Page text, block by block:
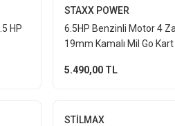
HP
STAXX POWER
6.5HP Benzinli Motor 4
19mm Kamalı Mil Go
5.490,00 TL
STİLMAX